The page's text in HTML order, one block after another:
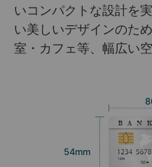
いコンパクトな設計を
い美しいデザインのた
室・カフェ等、幅広い
54mm